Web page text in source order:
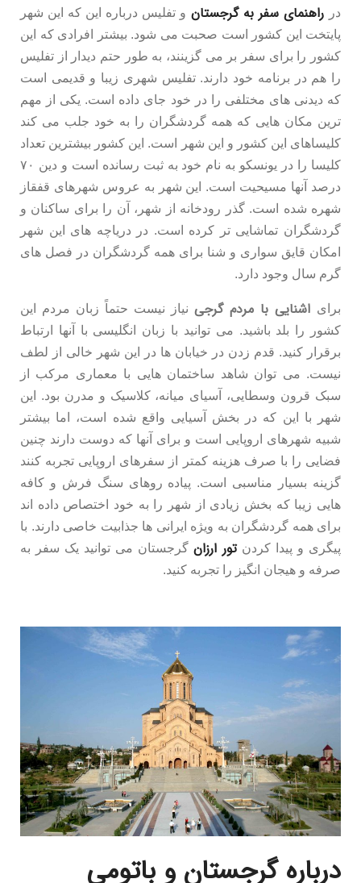
در راهنمای سفر به گرجستان و تفلیس درباره این که این شهر
پایتخت این کشور است صحبت می شود. بیشتر افرادی که این
کشور را برای سفر بر می گزینند، به طور حتم دیدار از تفلیس
را هم در برنامه خود دارند. تفلیس شهری زیبا و قدیمی است
که دیدنی های مختلفی را در خود جای داده است. یکی از مهم
ترین مکان هایی که همه گردشگران را به خود جلب می کند
کلیساهای این کشور و این شهر است. این کشور بیشترین تعداد
کلیسا را در یونسکو به نام خود به ثبت رسانده است و دین ۷۰
درصد آنها مسیحیت است. این شهر به عروس شهرهای قفقاز
شهره شده است. گذر رودخانه از شهر، آن را برای ساکنان و
گردشگران تماشایی تر کرده است. در دریاچه های این شهر
امکان قایق سواری و شنا برای همه گردشگران در فصل های
گرم سال وجود دارد.
برای اشنایی با مردم گرجی نیاز نیست حتماً زبان مردم این
کشور را بلد باشید. می توانید با زبان انگلیسی با آنها ارتباط
برقرار کنید. قدم زدن در خیابان ها در این شهر خالی از لطف
نیست. می توان شاهد ساختمان هایی با معماری مرکب از
سبک قرون وسطایی، آسیای میانه، کلاسیک و مدرن بود. این
شهر با این که در بخش آسیایی واقع شده است، اما بیشتر
شبیه شهرهای اروپایی است و برای آنها که دوست دارند چنین
فضایی را با صرف هزینه کمتر از سفرهای اروپایی تجربه کنند
گزینه بسیار مناسبی است. پیاده روهای سنگ فرش و کافه
هایی زیبا که بخش زیادی از شهر را به خود اختصاص داده اند
برای همه گردشگران به ویژه ایرانی ها جذابیت خاصی دارند. با
پیگری و پیدا کردنتور ارزانگرجستان می توانید یک سفر به
صرفه و هیجان انگیز را تجربه کنید.
درباره گرجستان و باتومی